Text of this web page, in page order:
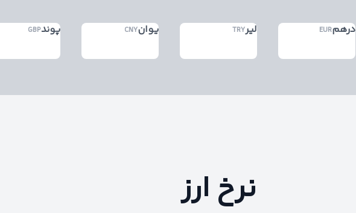
درهمEUR لیرTRY یوانCNY پوندGBP
نرخ ارز